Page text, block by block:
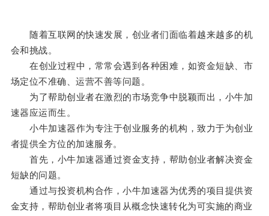
随着互联网的快速发展，创业者们面临着越来越多的机
会和挑战。
在创业过程中，常常会遇到各种困难，如资金短缺、市
场定位不准确、运营不善等问题。
为了帮助创业者在激烈的市场竞争中脱颖而出，小牛加
速器应运而生。
小牛加速器作为专注于创业服务的机构，致力于为创业
者提供全方位的加速服务。
首先，小牛加速器通过资金支持，帮助创业者解决资金
短缺的问题。
通过与投资机构合作，小牛加速器为优秀的项目提供资
金支持，帮助创业者将项目从概念快速转化为可实施的商业